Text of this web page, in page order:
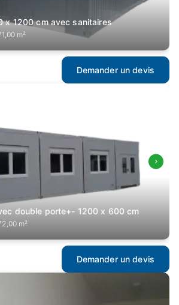
x 1200 cm avec sanitaires
m²
Demander un devis
double porte+- 1200 x 600 cm
m²
Demander un devis